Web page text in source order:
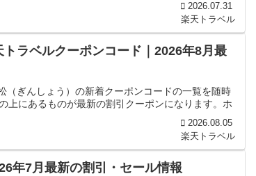
2026.07.31
楽天トラベル
ラベルクーポンコード｜2026年8月最
ぎんしょう）の新着クーポンコードの一覧を随時
上にあるものが最新の割引クーポンになります。ホ
2026.08.05
楽天トラベル
年7月最新の割引・セール情報